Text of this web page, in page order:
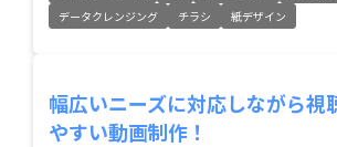
データクレンジング
チラシ 紙デザイン
幅広いニーズに対応しながら視
やすい動画制作！